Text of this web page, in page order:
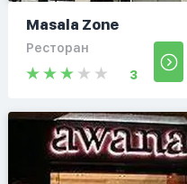
Masala Zone
Ресторан
3